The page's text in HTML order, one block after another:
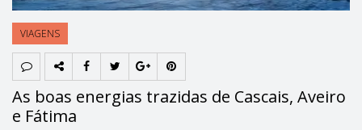
VIAGENS
As boas energias trazidas de Cascais, Aveiro
e Fátima